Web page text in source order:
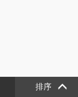
排序